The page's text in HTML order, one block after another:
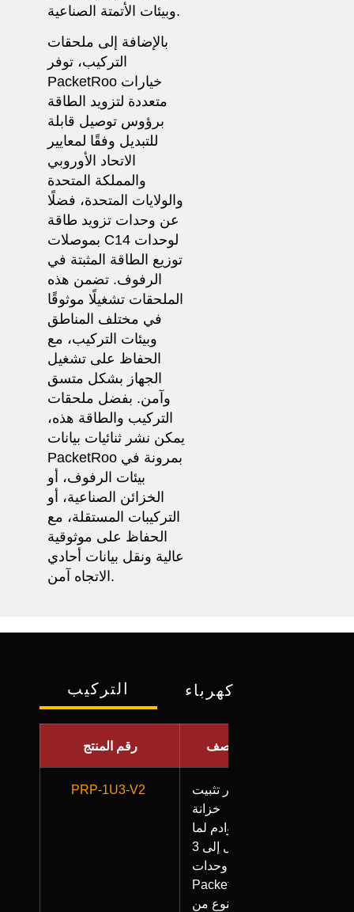
وبيئات الأتمتة الصناعية.
بالإضافة إلى ملحقات
التركيب، توفر
PacketRoo خيارات
متعددة لتزويد الطاقة
برؤوس توصيل قابلة
للتبديل وفقًا لمعايير
الاتحاد الأوروبي
والمملكة المتحدة
والولايات المتحدة، فضلًا
عن وحدات تزويد طاقة
بموصلات C14 لوحدات
توزيع الطاقة المثبتة في
الرفوف. تضمن هذه
الملحقات تشغيلًا موثوقًا
في مختلف المناطق
وبيئات التركيب، مع
الحفاظ على تشغيل
الجهاز بشكل متسق
وآمن. بفضل ملحقات
التركيب والطاقة هذه،
يمكن نشر ثنائيات بيانات
PacketRoo بمرونة في
بيئات الرفوف، أو
الخزائن الصناعية، أو
التركيبات المستقلة، مع
الحفاظ على موثوقية
عالية ونقل بيانات أحادي
الاتجاه آمن.
التركيب كهرباء
رقم المنتج الوصف
PRP-1U3-V2
إطار تثبيت
خزانة
الخوادم لما
يصل إلى 3
وحدات
PacketRoo.
مصنوع من